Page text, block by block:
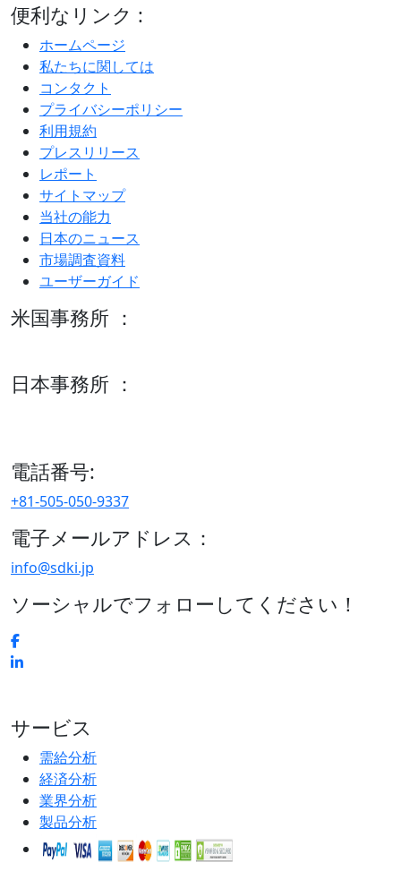
便利なリンク :
ホームページ
私たちに関しては
コンタクト
プライバシーポリシー
利用規約
プレスリリース
レポート
サイトマップ
当社の能力
日本のニュース
市場調査資料
ユーザーガイド
米国事務所 ：
日本事務所 ：
電話番号:
+81-505-050-9337
電子メールアドレス：
info@sdki.jp
ソーシャルでフォローしてください！
サービス
需給分析
経済分析
業界分析
製品分析